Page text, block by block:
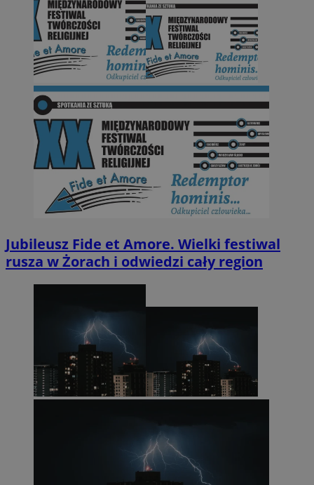
Jubileusz Fide et Amore. Wielki festiwal
rusza w Żorach i odwiedzi cały region